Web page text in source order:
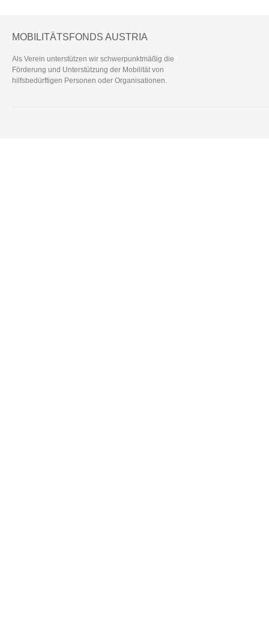
MOBILITÄTSFONDS AUSTRIA
Als Verein unterstützen wir schwerpunktmäßig die
Förderung und Unterstützung der Mobilität von
hilfsbedürftigen Personen oder Organisationen.